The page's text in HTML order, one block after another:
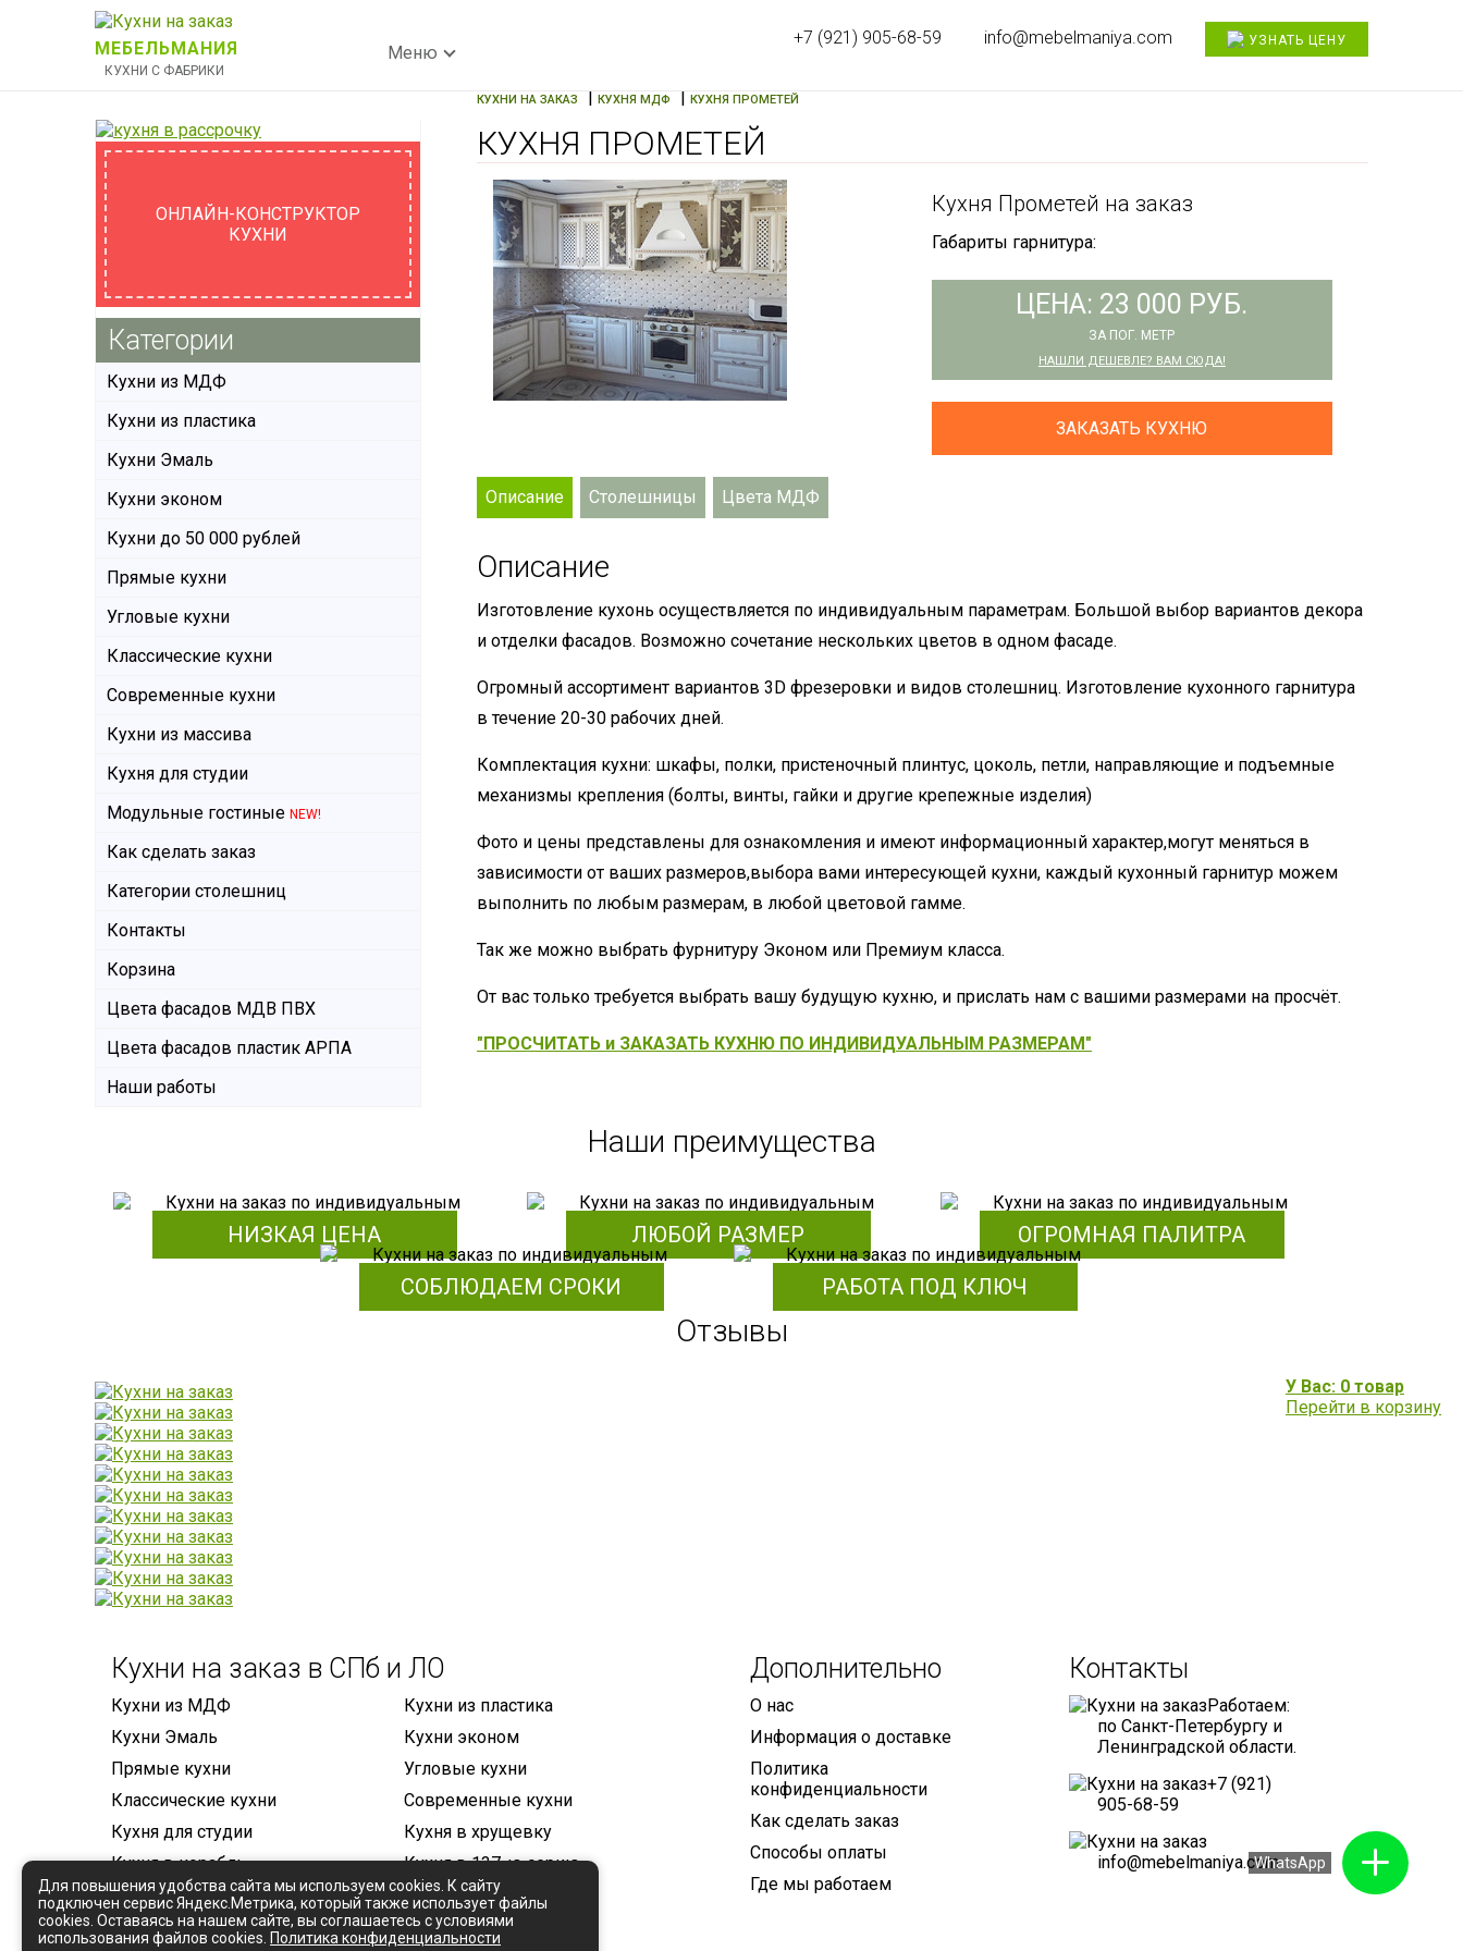
МЕБЕЛЬМАНИЯ
КУХНИ С ФАБРИКИ
Меню
+7 (921) 905-68-59 info@mebelmaniya.com УЗНАТЬ ЦЕНУ
КУХНИ НА ЗАКАЗ | КУХНЯ МДФ | КУХНЯ ПРОМЕТЕЙ
КУХНЯ ПРОМЕТЕЙ
Кухня Прометей на заказ
Габариты гарнитура:
ЦЕНА: 23 000 РУБ.
ЗА ПОГ. МЕТР
НАШЛИ ДЕШЕВЛЕ? ВАМ СЮДА!
ЗАКАЗАТЬ КУХНЮ
Описание Столешницы Цвета МДФ
Описание
Изготовление кухонь осуществляется по индивидуальным параметрам. Большой выбор вариантов декора
и отделки фасадов. Возможно сочетание нескольких цветов в одном фасаде.
Огромный ассортимент вариантов 3D фрезеровки и видов столешниц. Изготовление кухонного гарнитура
в течение 20-30 рабочих дней.
Комплектация кухни: шкафы, полки, пристеночный плинтус, цоколь, петли, направляющие и подъемные
механизмы крепления (болты, винты, гайки и другие крепежные изделия)
Фото и цены представлены для ознакомления и имеют информационный характер,могут меняться в
зависимости от ваших размеров,выбора вами интересующей кухни, каждый кухонный гарнитур можем
выполнить по любым размерам, в любой цветовой гамме.
Так же можно выбрать фурнитуру Эконом или Премиум класса.
От вас только требуется выбрать вашу будущую кухню, и прислать нам с вашими размерами на просчёт.
"ПРОСЧИТАТЬ и ЗАКАЗАТЬ КУХНЮ ПО ИНДИВИДУАЛЬНЫМ РАЗМЕРАМ"
ОНЛАЙН-КОНСТРУКТОР
КУХНИ
Категории
Кухни из МДФ
Кухни из пластика
Кухни Эмаль
Кухни эконом
Кухни до 50 000 рублей
Прямые кухни
Угловые кухни
Классические кухни
Современные кухни
Кухни из массива
Кухня для студии
Модульные гостиные NEW!
Как сделать заказ
Категории столешниц
Контакты
Корзина
Цвета фасадов МДВ ПВХ
Цвета фасадов пластик АРПА
Наши работы
Наши преимущества
НИЗКАЯ ЦЕНА ЛЮБОЙ РАЗМЕР
ОГРОМНАЯ ПАЛИТРА
СОБЛЮДАЕМ СРОКИ
РАБОТА ПОД КЛЮЧ
Отзывы
WhatsApp
У Вас: 0 товар
Перейти в корзину
Кухни на заказ в СПб и ЛО
Кухни из МДФ
Кухни из пластика
Кухни Эмаль
Кухни эконом
Прямые кухни
Угловые кухни
Классические кухни
Современные кухни
Кухня для студии
Кухня в хрущевку
Кухня в корабль
Кухня в 137-ю серию
Кухня в 121-ю серию
Кухня в 504-ю серию
Модульные гостиные
Дополнительно
О нас
Информация о доставке
Политика
конфиденциальности
Как сделать заказ
Способы оплаты
Где мы работаем
Контакты
Работаем:
по Санкт-Петербургу и
Ленинградской области.
+7 (921)
905-68-59
info@mebelmaniya.com
Для повышения удобства сайта мы используем cookies. К сайту
подключен сервис Яндекс.Метрика, который также использует файлы
cookies. Оставаясь на нашем сайте, вы соглашаетесь с условиями
использования файлов cookies. Политика конфиденциальности